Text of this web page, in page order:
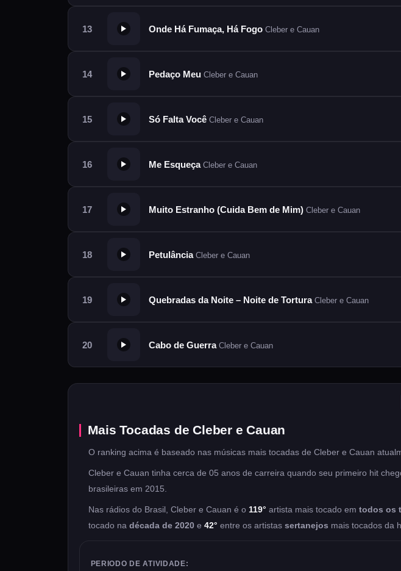
Onde Há Fumaça, Há Fogo Cleber e Cauan
Pedaço Meu Cleber e Cauan
Só Falta VocêCleber e Cauan
Me EsqueçaCleber e Cauan
Muito Estranho (Cuida Bem de Mim)Cleber e Cauan
PetulânciaCleber e Cauan
Quebradas da Noite – Noite de TorturaCleber e Cauan
Cabo de GuerraCleber e Cauan
Mais Tocadas de Cleber e Cauan
O ranking acima é baseado nas músicas mais tocadas de Cleber e Cauan
Cleber e Cauan tinha cerca de 05 anos de carreira quando seu primeiro hit
brasileiras em 2015.
Nas rádios do Brasil, Cleber e Cauan é o 119° artista mais tocado em todos os
tocado na década de 2020e 42° entre os artistas sertanejos mais tocados da
PERIODO DE ATIVIDADE: